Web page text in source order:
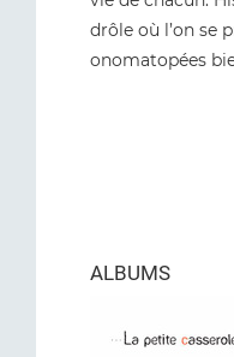
drôle où l’on se
onomatopées
ALBUMS